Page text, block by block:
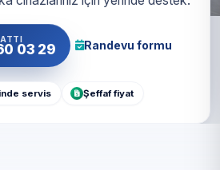
03 29 Randevu formu
servis Şeffaf fiyat